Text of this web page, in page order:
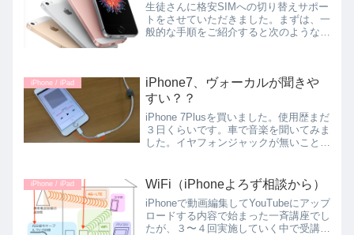
生徒さんに格安SIMへの切り替えサポー
トをさせていただきました。まずは、一
般的な手順をご紹介すると次のような感
をオススメ...
iPhone / iPad
iPhone7、ヴォーカルが聞きや
すい？？
iPhone 7Plusを買いました。使用歴まだ
３日くらいです。車で音楽を聞いてみま
した。イヤフォンジャックが無いことの
ミッターのイヤホン端子につなげます。
iPhone / iPad WiFi（iPhoneよろず相談から）
iPhoneで動画編集してYouTubeにアップ
ロードする内容で始まった一斉講座でし
たが、３〜４回実施していく中で受講者